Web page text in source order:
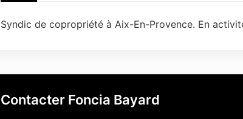
Syndic de copropriété à Aix-En-Provence. En
Contacter Foncia Bayard